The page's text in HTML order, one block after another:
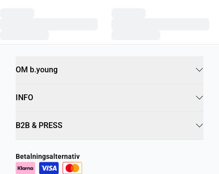
OM b.young
INFO
B2B & PRESS
Betalningsalternativ